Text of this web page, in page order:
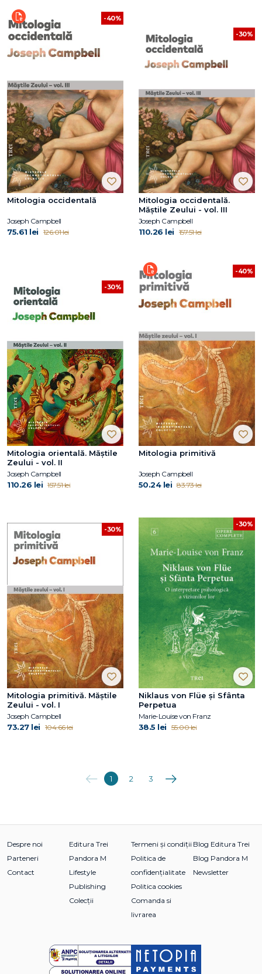
-40%
Mitologia occidentală
Joseph Campbell
75.61 lei 126.01 lei
-30%
Mitologia occidentală.
Măștile Zeului - vol. III
Joseph Campbell
110.26 lei 157.51 lei
-30%
Mitologia orientală. Măștile
Zeului - vol. II
Joseph Campbell
110.26 lei 157.51 lei
-40%
Mitologia primitivă
Joseph Campbell
50.24 lei 83.73 lei
-30%
Mitologia primitivă. Măștile
Zeului - vol. I
Joseph Campbell
73.27 lei 104.66 lei
-30%
Niklaus von Flüe și Sfânta
Perpetua
Marie-Louise von Franz
38.5 lei 55.00 lei
Anterioara
1 2 3 Următoarea
Despre noi
Parteneri
Contact
Editura Trei
Pandora M
Lifestyle
Publishing
Colecții
Termeni și condiții
Politica de
confidențialitate
Politica cookies
Comanda si
livrarea
Blog Editura Trei
Blog Pandora M
Newsletter